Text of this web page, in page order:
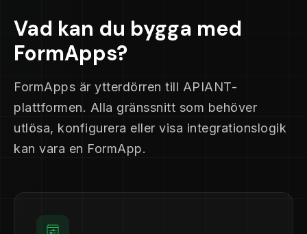
Vad kan du bygga med
FormApps?
FormApps är ytterdörren till APIANT-
plattformen. Alla gränssnitt som behöver
utlösa, konfigurera eller visa integrationslogik
kan vara en FormApp.